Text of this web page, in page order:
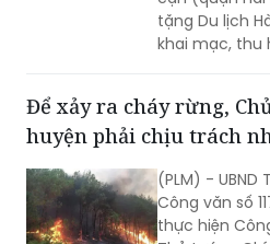
Thủ đô và du
nước tới tham
Để xảy ra cháy rừng,
(PLM) - UBND
Công văn số
thực hiện
Thủ tướng